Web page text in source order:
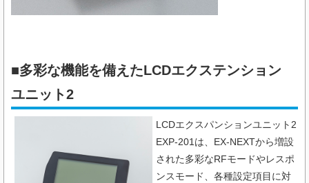
■多彩な機能を備えたLCDエクステンション
ユニット2
LCDエクスパンションユニット2
EXP-201は、EX-NEXTから増設
された多彩なRFモードやレスポ
ンスモード、各種設定項目に対